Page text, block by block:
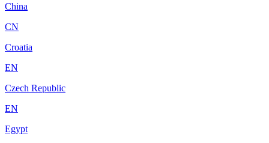
China
CN
Croatia
EN
Czech Republic
EN
Egypt